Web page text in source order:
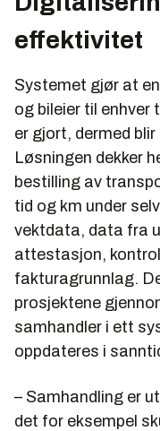
effektivitet
Systemet gjør at
og bileier til enhver
er gjort, dermed
Løsningen dekker
bestilling av
tid og km under
vektdata, data fra
attestasjon,
fakturagrunnlag.
prosjektene
samhandler i ett
oppdateres i
– Samhandling er
det for eksempel